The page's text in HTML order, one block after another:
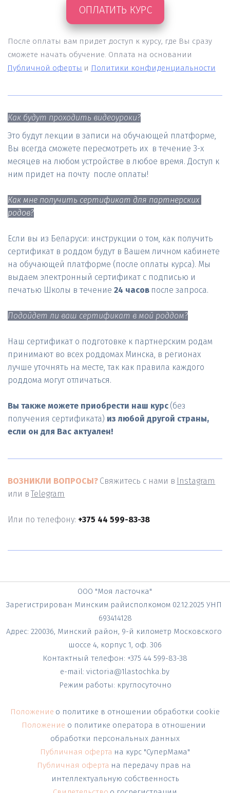
ОПЛАТИТЬ КУРС
После оплаты вам придет доступ к курсу, где Вы сразу
сможете начать обучение. Оплата на основании
Публичной оферты и Политики конфиденциальности
Как будут проходить видеоуроки?
Это будут лекции в записи на обучающей платформе,
Вы всегда сможете пересмотреть их  в течение 3-х
месяцев на любом устройстве в любое время. Доступ к
ним придет на почту  после оплаты!
Как мне получить сертификат для партнерских
родов?
Если вы из Беларуси: инструкции о том, как получить
сертификат в роддом будут в Вашем личном кабинете
на обучающей платформе (после оплаты курса). Мы
выдаем электронный сертификат с подписью и
печатью Школы в течение 24 часов после запроса.
Подойдет ли ваш сертификат в мой роддом?
Наш сертификат о подготовке к партнерским родам
принимают во всех роддомах Минска, в регионах
лучше уточнять на месте, так как правила каждого
роддома могут отличаться.
Вы также можете приобрести наш курс (без
получения сертификата) из любой другой страны,
если он для Вас актуален!
ВОЗНИКЛИ ВОПРОСЫ? Свяжитесь с нами в Instagram
или в Telegram
Или по телефону: +375 44 599-83-38
ООО "Моя ласточка"
Зарегистрирован Минским райисполкомом 02.12.2025 УНП
693414128
Адрес: 220036, Минский район, 9-й километр Московского
шоссе 4, корпус 1, оф. 306
Контактный телефон: +375 44 599-83-38
e-mail: victoria@1lastochka.by
Режим работы: круглосуточно
Положение о политике в отношении обработки cookie
Положение о политике оператора в отношении
обработки персональных данных
Публичная оферта на курс "СуперМама"
Публичная оферта на передачу прав на
интеллектуальную собственность